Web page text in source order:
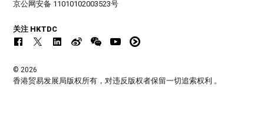
京公网安备 11010102003523号
关注 HKTDC
© 2026
香港贸易发展局版权所有，对违反版权者保留一切追索权利 。